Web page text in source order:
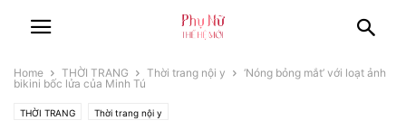
Home THỜI TRANG Thời trang nội y
‘Nóng bỏng mắt’ với loạt ảnh
bikini bốc lửa của Minh Tú
THỜI TRANG Thời trang nội y